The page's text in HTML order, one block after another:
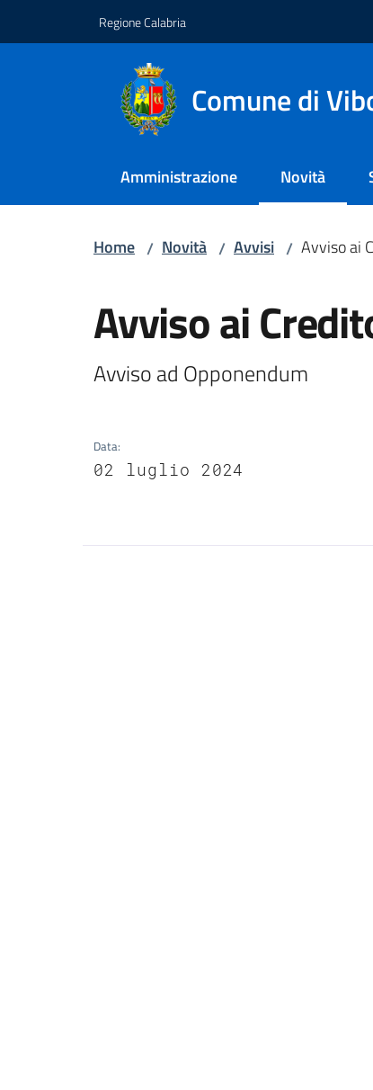
Regione Calabria
Comune di
Amministrazione Novità
Menu
Home / Novità / Avvisi / Avviso ai
Avviso ai
Avviso ad Opponendum
Data:
02 luglio 2024